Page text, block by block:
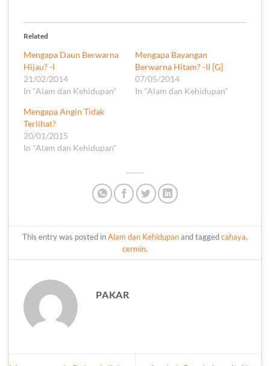
Related
Mengapa Daun Berwarna
Hijau? -I
21/02/2014
In "Alam dan Kehidupan"
Mengapa Bayangan
Berwarna Hitam? -II [G]
07/05/2014
In "Alam dan Kehidupan"
Mengapa Angin Tidak
Terlihat?
20/01/2015
In "Alam dan Kehidupan"
This entry was posted inAlam dan Kehidupanand taggedcahaya,
cermin.
PAKAR